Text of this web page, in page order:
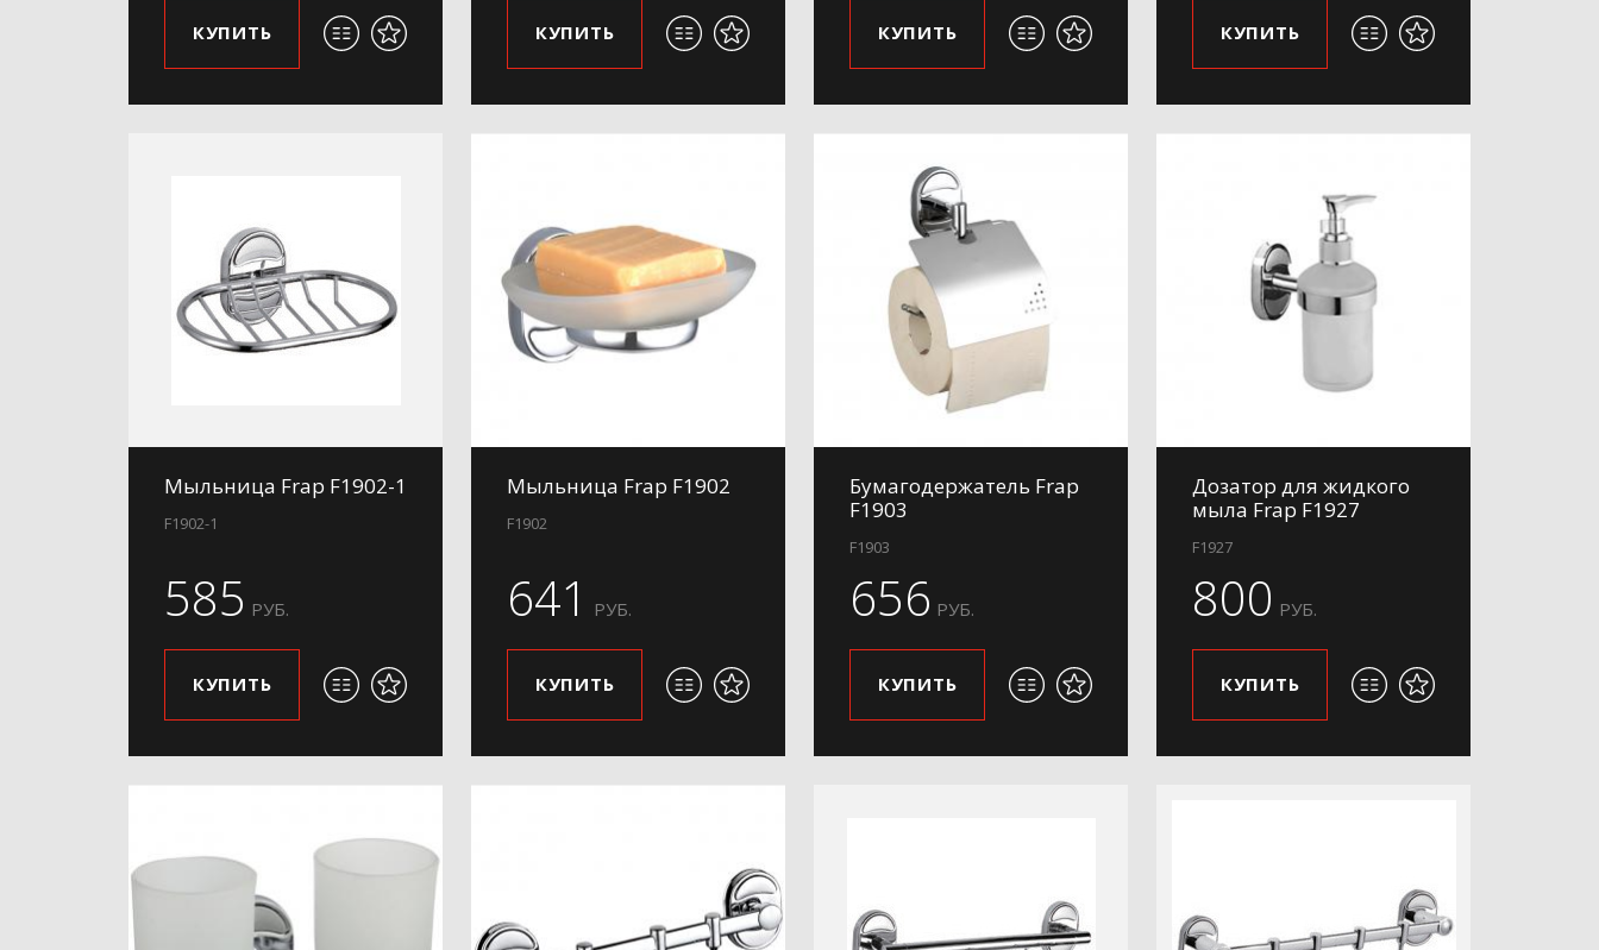
КУПИТЬ КУПИТЬ КУПИТЬ КУПИТЬ
Мыльница Frap F1902-1
F1902-1
585 РУБ.
КУПИТЬ
Мыльница Frap F1902
F1902
641 РУБ.
КУПИТЬ
Бумагодержатель Frap
F1903
F1903
656 РУБ.
КУПИТЬ
Дозатор для жидкого
мыла Frap F1927
F1927
800 РУБ.
КУПИТЬ